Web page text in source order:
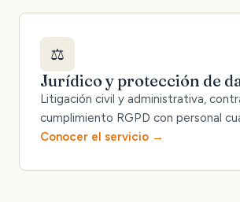
⚖️
Jurídico y protección de
Litigación civil y administrativa,
cumplimiento RGPD con personal
Conocer el servicio